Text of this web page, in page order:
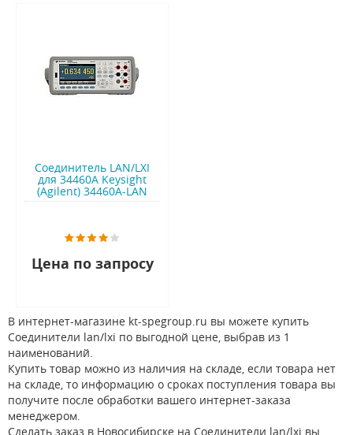
Соединитель LAN/LXI
для 34460A Keysight
(Agilent) 34460A-LAN
Цена по запросу
В интернет-магазине kt-spegroup.ru вы можете купить
Соединители lan/lxi по выгодной цене, выбрав из 1
наименований.
Купить товар можно из наличия на складе, если товара нет
на складе, то информацию о сроках поступления товара вы
получите после обработки вашего интернет-заказа
менеджером.
Сделать заказ в Новосибирске на Соединители lan/lxi вы